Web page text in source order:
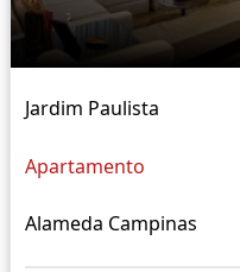
Jardim Paulista
Apartamento
Alameda Campinas